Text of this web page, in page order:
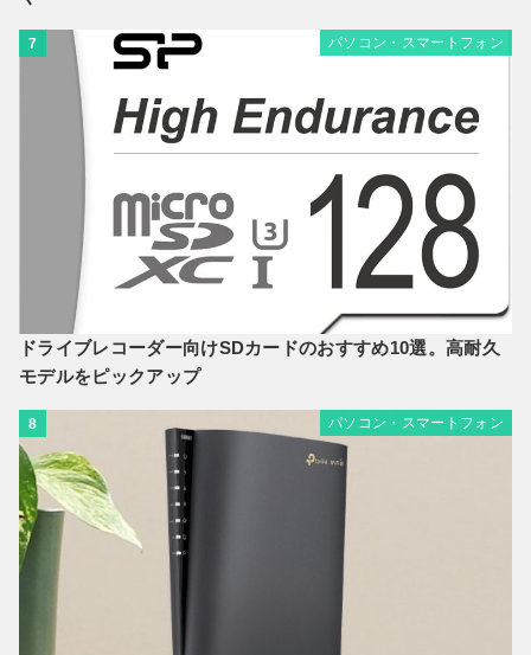
7 パソコン・スマートフォン
ドライブレコーダー向けSDカードのおすすめ10選。高耐久
モデルをピックアップ
8 パソコン・スマートフォン